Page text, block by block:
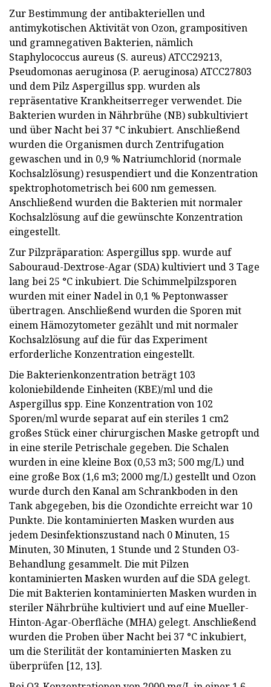
Zur Bestimmung der antibakteriellen und
antimykotischen Aktivität von Ozon, grampositiven
und gramnegativen Bakterien, nämlich
Staphylococcus aureus (S. aureus) ATCC29213,
Pseudomonas aeruginosa (P. aeruginosa) ATCC27803
und dem Pilz Aspergillus spp. wurden als
repräsentative Krankheitserreger verwendet. Die
Bakterien wurden in Nährbrühe (NB) subkultiviert
und über Nacht bei 37 °C inkubiert. Anschließend
wurden die Organismen durch Zentrifugation
gewaschen und in 0,9 % Natriumchlorid (normale
Kochsalzlösung) resuspendiert und die Konzentration
spektrophotometrisch bei 600 nm gemessen.
Anschließend wurden die Bakterien mit normaler
Kochsalzlösung auf die gewünschte Konzentration
eingestellt.
Zur Pilzpräparation: Aspergillus spp. wurde auf
Sabouraud-Dextrose-Agar (SDA) kultiviert und 3 Tage
lang bei 25 °C inkubiert. Die Schimmelpilzsporen
wurden mit einer Nadel in 0,1 % Peptonwasser
übertragen. Anschließend wurden die Sporen mit
einem Hämozytometer gezählt und mit normaler
Kochsalzlösung auf die für das Experiment
erforderliche Konzentration eingestellt.
Die Bakterienkonzentration beträgt 103
koloniebildende Einheiten (KBE)/ml und die
Aspergillus spp. Eine Konzentration von 102
Sporen/ml wurde separat auf ein steriles 1 cm2
großes Stück einer chirurgischen Maske getropft und
in eine sterile Petrischale gegeben. Die Schalen
wurden in eine kleine Box (0,53 m3; 500 mg/L) und
eine große Box (1,6 m3; 2000 mg/L) gestellt und Ozon
wurde durch den Kanal am Schrankboden in den
Tank abgegeben, bis die Ozondichte erreicht war 10
Punkte. Die kontaminierten Masken wurden aus
jedem Desinfektionszustand nach 0 Minuten, 15
Minuten, 30 Minuten, 1 Stunde und 2 Stunden O3-
Behandlung gesammelt. Die mit Pilzen
kontaminierten Masken wurden auf die SDA gelegt.
Die mit Bakterien kontaminierten Masken wurden in
steriler Nährbrühe kultiviert und auf eine Mueller-
Hinton-Agar-Oberfläche (MHA) gelegt. Anschließend
wurden die Proben über Nacht bei 37 °C inkubiert,
um die Sterilität der kontaminierten Masken zu
überprüfen [12, 13].